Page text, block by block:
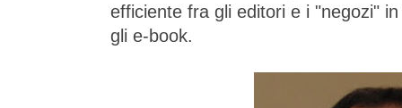
efficiente fra gli editori e i "negozi"
gli e-book.